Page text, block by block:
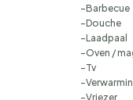
Barbecue
Douche
Laadpaal
Oven /
Tv
Vriezer